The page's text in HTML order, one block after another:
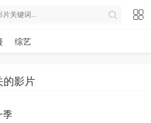
综艺
的影片
季